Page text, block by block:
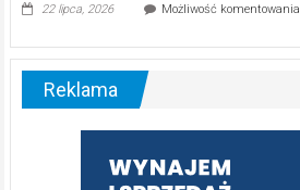
22 lipca, 2026 Możliwość komentowania
Reklama